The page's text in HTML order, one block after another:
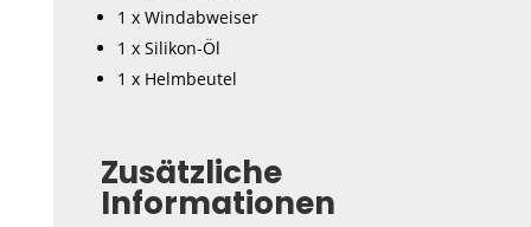
1 x Windabweiser
1 x Silikon-Öl
1 x Helmbeutel
Zusätzliche
Informationen